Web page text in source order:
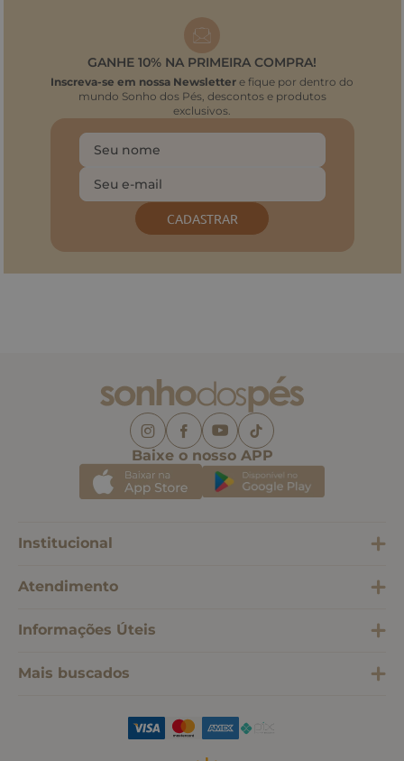
GANHE 10% NA PRIMEIRA COMPRA!
Inscreva-se em nossa Newsletter e fique por dentro do
mundo Sonho dos Pés, descontos e produtos
exclusivos.
CADASTRAR
Baixe o nosso APP
Institucional
Atendimento
Informações Úteis
Mais buscados